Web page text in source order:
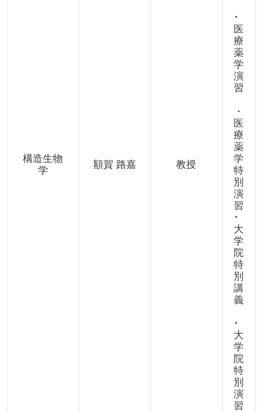
構造生物
学
額賀 路嘉 教授
･
医
療
薬
学
演
習
・
医
療
薬
学
特
別
演
習
･
大
学
院
特
別
講
義
･
大
学
院
特
別
演
習